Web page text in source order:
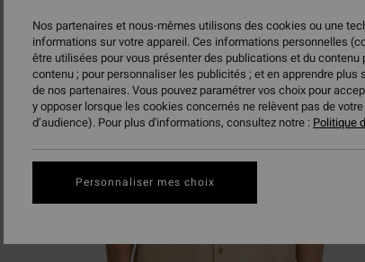
Nos partenaires et nous-mêmes utilisons des cookies ou une
informations sur votre appareil. Ces informations personnelles
être utilisées pour vous présenter des publications et du
contenu ; pour personnaliser les publicités ; et en apprendre
de nos partenaires. Vous pouvez paramétrer vos choix pour
y opposer lorsque les cookies concernés ne relèvent pas de
d’audience). Pour plus d'informations, consultez notre : Politique
Personnaliser mes choix